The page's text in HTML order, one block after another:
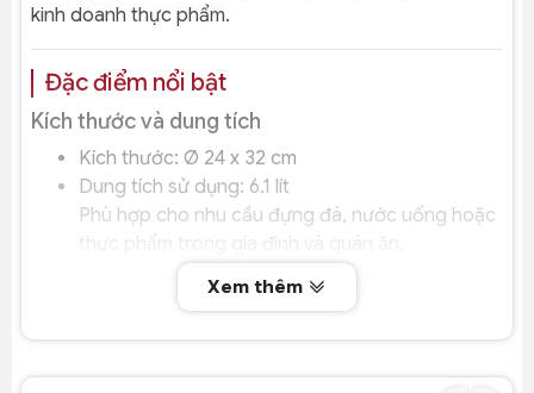
kinh doanh thực phẩm.
Đặc điểm nổi bật
Kích thước và dung tích
Kích thước: Ø 24 x 32 cm
Dung tích sử dụng: 6.1 lít
Phù hợp cho nhu cầu đựng đá, nước uống hoặc
thực phẩm trong gia đình và quán ăn.
Chất liệu nhựa PP cao cấp
nước uống.
Xem thêm